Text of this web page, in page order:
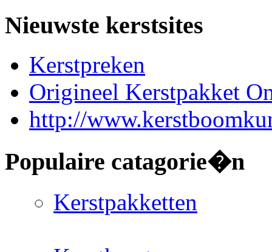
Nieuwste kerstsites
Kerstpreken
Origineel Kerstpakket
http://
Populaire catagorie�n
Kerstpakketten